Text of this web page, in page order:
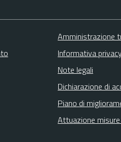
Amministrazione
Informativa privacy
Note legali
Dichiarazione di
Piano di
Attuazione misure